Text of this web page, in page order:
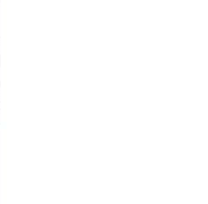
Your